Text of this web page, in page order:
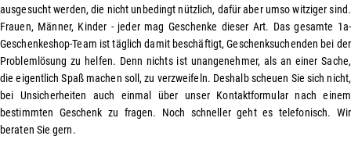
ausgesucht werden, die nicht unbedingt nützlich, dafür aber umso witziger sind.
Frauen, Männer, Kinder - jeder mag Geschenke dieser Art. Das gesamte 1a-
Geschenkeshop-Team ist täglich damit beschäftigt, Geschenksuchenden bei der
Problemlösung zu helfen. Denn nichts ist unangenehmer, als an einer Sache,
die eigentlich Spaß machen soll, zu verzweifeln. Deshalb scheuen Sie sich nicht,
bei Unsicherheiten auch einmal über unser Kontaktformular nach einem
bestimmten Geschenk zu fragen. Noch schneller geht es telefonisch. Wir
beraten Sie gern.